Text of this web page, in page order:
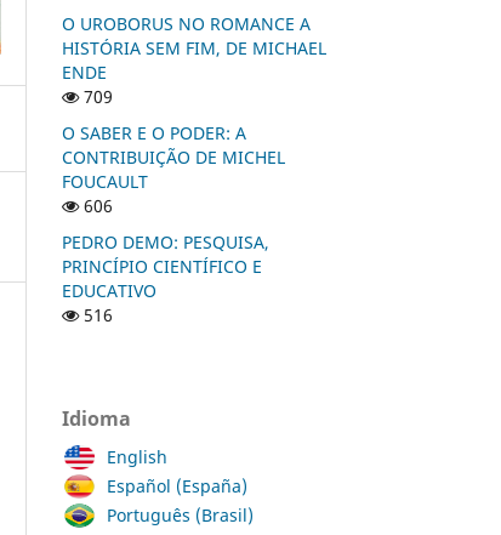
O UROBORUS NO ROMANCE A
HISTÓRIA SEM FIM, DE MICHAEL
ENDE
709
O SABER E O PODER: A
CONTRIBUIÇÃO DE MICHEL
FOUCAULT
606
PEDRO DEMO: PESQUISA,
PRINCÍPIO CIENTÍFICO E
EDUCATIVO
516
Idioma
English
Español (España)
Português (Brasil)